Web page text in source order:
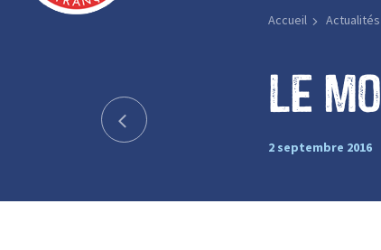
Accueil Actualités
Le
2 septembre 2016